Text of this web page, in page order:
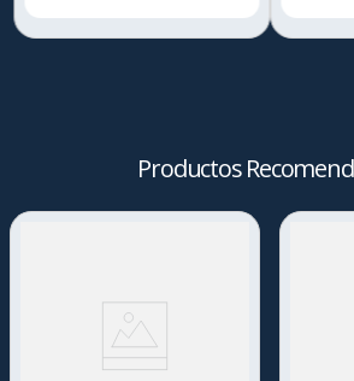
Productos